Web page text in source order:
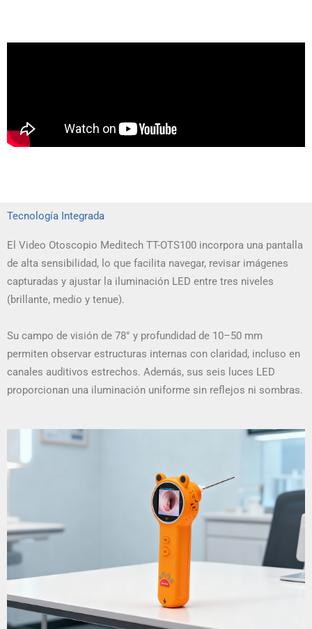
Tecnología Integrada
El Video Otoscopio Meditech TT-OTS100 incorpora una pantalla
de alta sensibilidad, lo que facilita navegar, revisar imágenes
capturadas y ajustar la iluminación LED entre tres niveles
(brillante, medio y tenue).
Su campo de visión de 78° y profundidad de 10–50 mm
permiten observar estructuras internas con claridad, incluso en
canales auditivos estrechos. Además, sus seis luces LED
proporcionan una iluminación uniforme sin reflejos ni sombras.